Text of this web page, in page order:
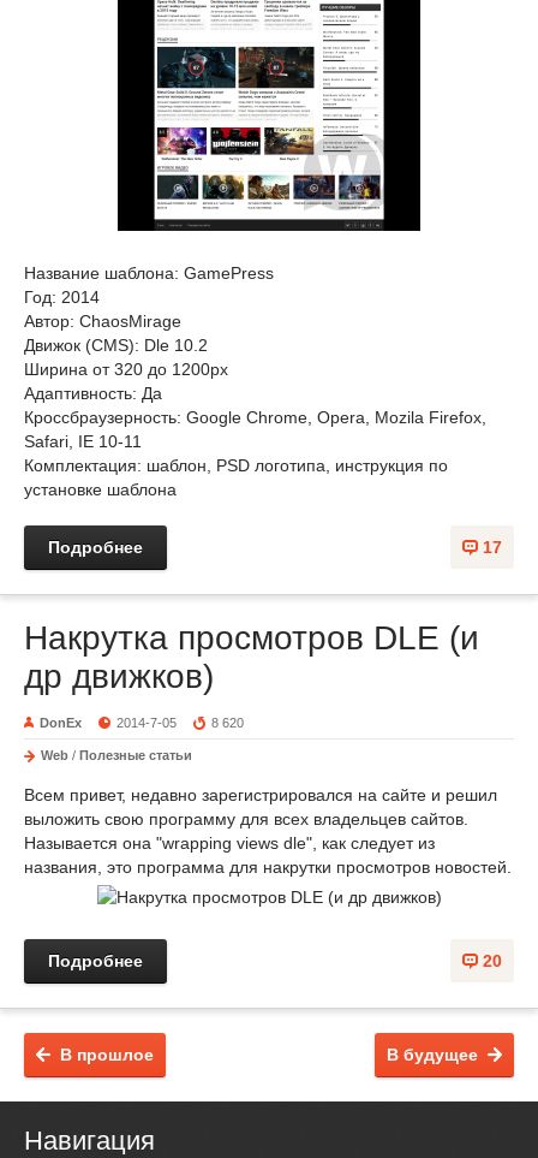
Название шаблона: GamePress
Год: 2014
Автор: ChaosMirage
Движок (CMS): Dle 10.2
Ширина от 320 до 1200px
Адаптивность: Да
Кроссбраузерность: Google Chrome, Opera, Mozila Firefox,
Safari, IE 10-11
Комплектация: шаблон, PSD логотипа, инструкция по
установке шаблона
17
Подробнее
Накрутка просмотров DLE (и
др движков)
DonEx 2014-7-05 8 620
Web / Полезные статьи
Всем привет, недавно зарегистрировался на сайте и решил
выложить свою программу для всех владельцев сайтов.
Называется она "wrapping views dle", как следует из
названия, это программа для накрутки просмотров новостей.
20
Подробнее
В будущее
В прошлое
Навигация